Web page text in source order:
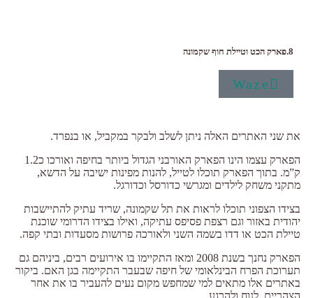
8.פארק הכט וטיילת חוף שקמונה
Waze
את שני האתרים האלה ניתן לשלב ולבקר במקביל, או בנפרד.
הפארק עצמו הינו הפארק האורבני הגדול ביותר בחיפה ואורכו כ1.2
ק”מ. בתוך הפארק תוכלו לטייל, להנות מפינות ישיבה על הדשא,
מתקני משחק לילדים ומגרשי כדורסל וכדורגל.
בצידו הצפוני תוכלו לראות את תל שקמונה, שריד עתיק להתיישבות
יהודית באזור וגם רצפת פסיפס עתיקה, ואילו בצידו הדרומי שוכנת
טיילת הכט או דדו בשמה השני ולאורכה פרושות מסעדות ובתי קפה.
הפארק נחנך בשנת 2008 ומאז התקיימו בו אירועים רבים, ביניהם גם
תערוכת הפרח הבינלאומי של חיפה שבעבר התקיימה בגן האם. ביקור
באתרים אלו מתאים למי שמחפש מקום נעים להעביר בו את אחר
הצהריים, לנוח ולהרגע.